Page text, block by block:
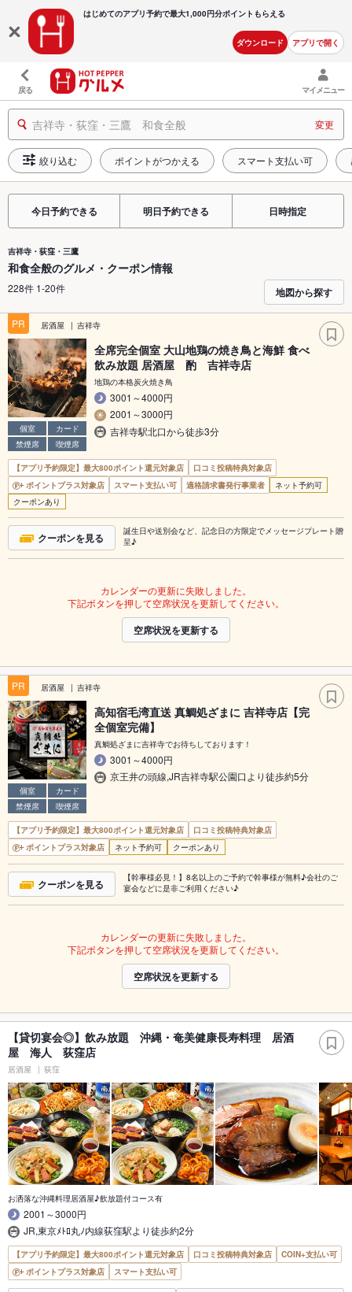
はじめてのアプリ予約で最大1,000円分ポイントもらえる
ダウンロード アプリで開く
戻る マイメニュー
吉祥寺・荻窪・三鷹 和食全般 変更
絞り込む ポイントがつかえる スマート支払い可
今日予約できる 明日予約できる 日時指定
吉祥寺・荻窪・三鷹
和食全般のグルメ・クーポン情報
228件 1-20件 地図から探す
PR 居酒屋 吉祥寺
個室
カード
禁煙席
喫煙席
全席完全個室 大山地鶏の焼き鳥と海鮮 食べ
飲み放題 居酒屋 酌 吉祥寺店
地鶏の本格炭火焼き鳥
3001～4000円
2001～3000円
吉祥寺駅北口から徒歩3分
【アプリ予約限定】最大800ポイント還元対象店
口コミ投稿特典対象店
ポイントプラス対象店
スマート支払い可 適格請求書発行事業者
ネット予約可
クーポンあり
クーポンを見る
誕生日や送別会など、記念日の方限定でメッセージプレート贈
呈♪
カレンダーの更新に失敗しました。
下記ボタンを押して空席状況を更新してください。
空席状況を更新する
PR 居酒屋 吉祥寺
個室
カード
禁煙席
喫煙席
高知宿毛湾直送 真鯛処ざまに 吉祥寺店【完
全個室完備】
真鯛処ざまに吉祥寺でお待ちしております！
3001～4000円
京王井の頭線,JR吉祥寺駅公園口より徒歩約5分
【アプリ予約限定】最大800ポイント還元対象店
口コミ投稿特典対象店
ポイントプラス対象店
ネット予約可 クーポンあり
クーポンを見る
【幹事様必見！】8名以上のご予約で幹事様が無料♪会社のご
宴会などに是非ご利用ください♪
カレンダーの更新に失敗しました。
下記ボタンを押して空席状況を更新してください。
空席状況を更新する
【貸切宴会◎】飲み放題 沖縄・奄美健康長寿料理 居酒
屋 海人 荻窪店
居酒屋 荻窪
お洒落な沖縄料理居酒屋♪飲放題付コース有
2001～3000円
JR,東京ﾒﾄﾛ丸ﾉ内線荻窪駅より徒歩約2分
【アプリ予約限定】最大800ポイント還元対象店 口コミ投稿特典対象店
COIN+支払い可
ポイントプラス対象店
スマート支払い可